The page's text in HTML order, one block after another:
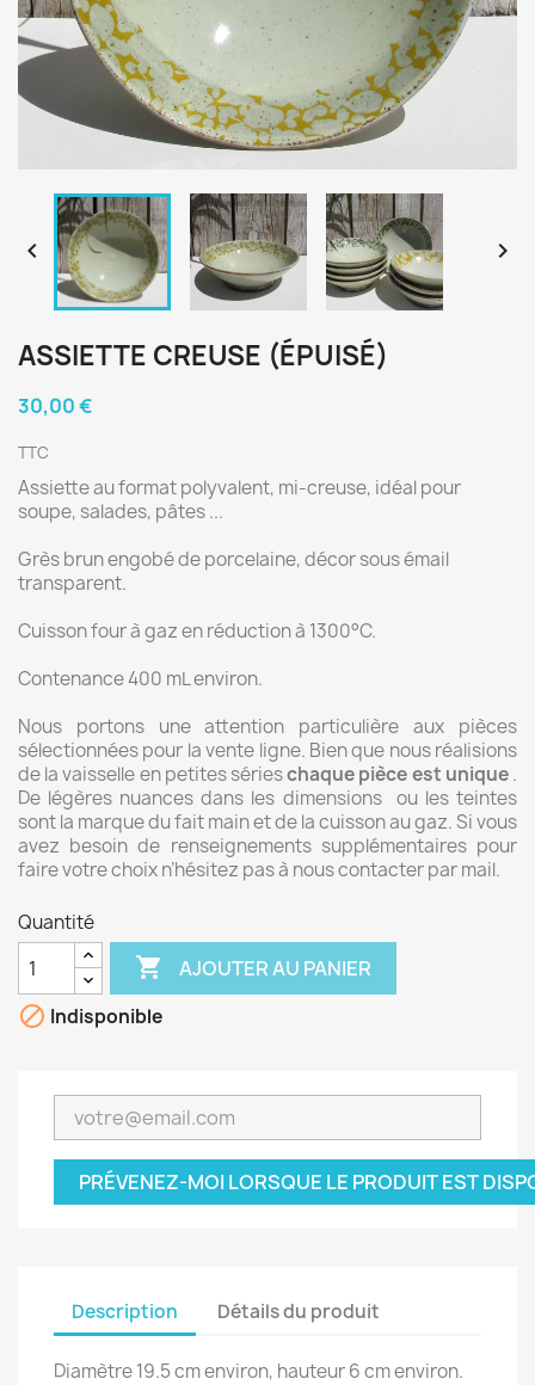
 
ASSIETTE CREUSE (ÉPUISÉ)
30,00 €
TTC
Assiette au format polyvalent, mi-creuse, idéal pour
soupe, salades, pâtes ...
Grès brun engobé de porcelaine, décor sous émail
transparent.
Cuisson four à gaz en réduction à 1300°C.
Contenance 400 mL environ.
Nous portons une attention particulière aux pièces
sélectionnées pour la vente ligne. Bien que nous réalisions
de la vaisselle en petites sérieschaque pièce est unique.
De légères nuances dans les dimensions ou les teintes
sont la marque du fait main et de la cuisson au gaz. Si vous
avez besoin de renseignements supplémentaires pour
faire votre choix n’hésitez pas à nous contacter par mail.
Quantité
 AJOUTER AU PANIER
 Indisponible
PRÉVENEZ-MOI LORSQUE LE PRODUIT EST
Description Détails du produit
Diamètre 19.5 cm environ, hauteur 6 cm environ.